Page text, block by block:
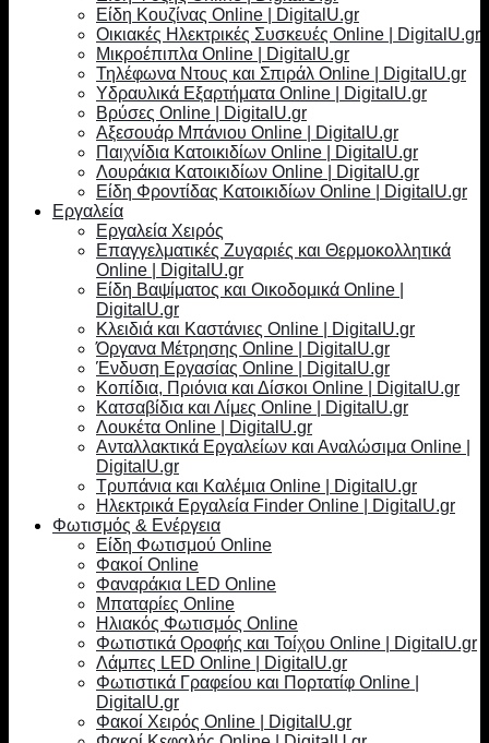
Είδη Κουζίνας Online | DigitalU.gr
Οικιακές Ηλεκτρικές Συσκευές Online | DigitalU.gr
Μικροέπιπλα Online | DigitalU.gr
Τηλέφωνα Ντους και Σπιράλ Online | DigitalU.gr
Υδραυλικά Εξαρτήματα Online | DigitalU.gr
Βρύσες Online | DigitalU.gr
Αξεσουάρ Μπάνιου Online | DigitalU.gr
Παιχνίδια Κατοικιδίων Online | DigitalU.gr
Λουράκια Κατοικιδίων Online | DigitalU.gr
Είδη Φροντίδας Κατοικιδίων Online | DigitalU.gr
Εργαλεία
Εργαλεία Χειρός
Επαγγελματικές Ζυγαριές και Θερμοκολλητικά
Online | DigitalU.gr
Είδη Βαψίματος και Οικοδομικά Online |
DigitalU.gr
Κλειδιά και Καστάνιες Online | DigitalU.gr
Όργανα Μέτρησης Online | DigitalU.gr
Ένδυση Εργασίας Online | DigitalU.gr
Κοπίδια, Πριόνια και Δίσκοι Online | DigitalU.gr
Κατσαβίδια και Λίμες Online | DigitalU.gr
Λουκέτα Online | DigitalU.gr
Ανταλλακτικά Εργαλείων και Αναλώσιμα Online |
DigitalU.gr
Τρυπάνια και Καλέμια Online | DigitalU.gr
Ηλεκτρικά Εργαλεία Finder Online | DigitalU.gr
Φωτισμός & Ενέργεια
Είδη Φωτισμού Online
Φακοί Online
Φαναράκια LED Online
Μπαταρίες Online
Ηλιακός Φωτισμός Online
Φωτιστικά Οροφής και Τοίχου Online | DigitalU.gr
Λάμπες LED Online | DigitalU.gr
Φωτιστικά Γραφείου και Πορτατίφ Online |
DigitalU.gr
Φακοί Χειρός Online | DigitalU.gr